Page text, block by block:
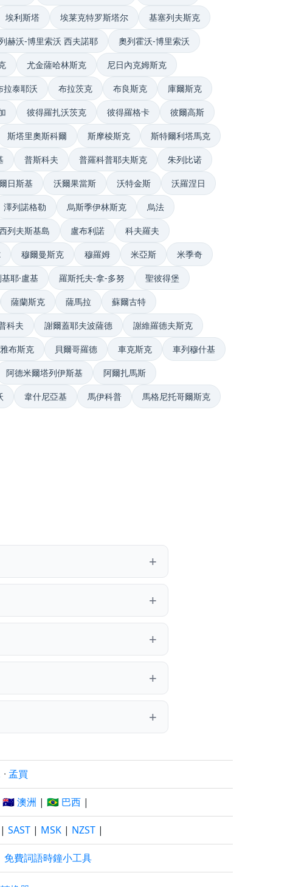
埃利斯塔 埃莱克特罗斯塔尔 基塞列夫斯克
赫沃-博里索沃 西夫諾耶 奧列霍沃-博里索沃
尤金薩哈林斯克 尼日內克姆斯克
拉泰耶沃 布拉茨克 布良斯克 庫爾斯克
彼得羅扎沃茨克 彼得羅格卡 彼爾高斯
斯塔里奧斯科爾 斯摩棱斯克 斯特爾利塔馬克
普斯科夫 普羅科普耶夫斯克 朱列比诺
日斯基 沃爾果當斯 沃特金斯 沃羅涅日
澤列諾格勒 烏斯季伊林斯克 烏法
列夫斯基島 盧布利諾 科夫羅夫
穆爾曼斯克 穆羅姆 米亞斯 米季奇
耶·盧基 羅斯托夫-拿-多努 聖彼得堡
薩蘭斯克 薩馬拉 蘇爾古特
科夫 謝爾蓋耶夫波薩德 謝維羅德夫斯克
布斯克 貝爾哥羅德 車克斯克 車列穆什基
阿德米爾塔列伊斯基 阿爾扎馬斯
韋什尼亞基 馬伊科普 馬格尼托哥爾斯克
· 孟買
🇦🇺 澳洲 | 🇧🇷 巴西 |
| SAST | MSK | NZST |
免費詞語時鐘小工具